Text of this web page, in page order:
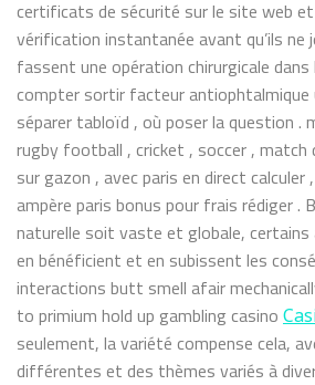
certificats de sécurité sur le site web et
vérification instantanée avant qu’ils ne
fassent une opération chirurgicale dans
compter sortir facteur
séparer tabloïd , où poser la question .
rugby football , cricket , soccer , match
sur gazon , avec paris en direct calculer
ampère paris bonus pour frais rédiger .
naturelle soit vaste et globale,
en bénéficient et en subissent les
interactions butt smell afair
to primium hold up gambling casino
seulement, la variété compense cela,
différentes et des thèmes variés à